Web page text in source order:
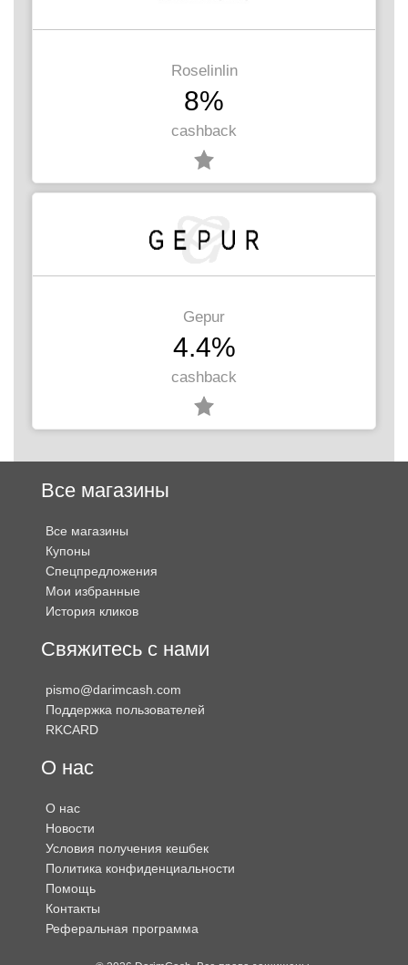
Roselinlin
8%
cashback
Gepur
4.4%
cashback
Все магазины
Все магазины
Купоны
Спецпредложения
Мои избранные
История кликов
Свяжитесь с нами
pismo@darimcash.com
Поддержка пользователей
RKCARD
О нас
О нас
Новости
Условия получения кешбек
Политика конфиденциальности
Помощь
Контакты
Реферальная программа